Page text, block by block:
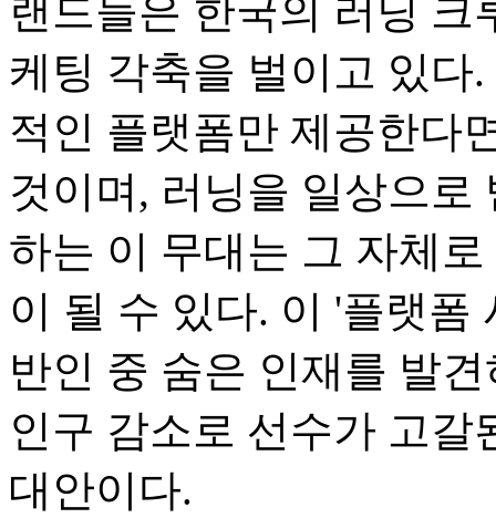
랜드들은 한국의 러닝
케팅 각축을 벌이고 있다
적인 플랫폼만 제공한다
것이며, 러닝을 일상으로
하는 이 무대는 그 자체
이 될 수 있다. 이 '플랫폼
반인 중 숨은 인재를 발
인구 감소로 선수가 고
대안이다.